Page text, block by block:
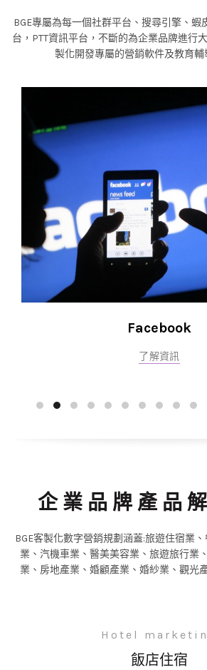
BGE專屬為每一個社群平台、搜尋引擎、蝦
台，PTT資訊平台，不斷的為企業品牌進行
製化開發專屬的營銷軟件及教育輔
Facebook
了解資訊
企 業 品 牌 產 品
BGE客製化數字營銷規劃涵蓋:旅遊住宿業
業、汽機車業、醫美美容業、旅遊旅行業
業、房地產業、婚顧產業、婚紗業、觀光
Hotel
飯店住宿